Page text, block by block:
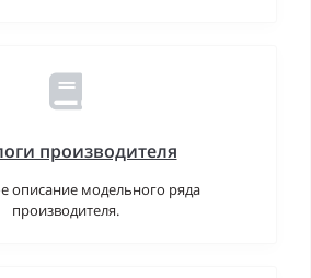
производителя
описание модельного ряда
производителя.